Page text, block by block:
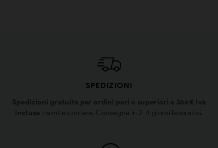
SPEDIZIONI
Spedizioni gratuite per ordini pari o superiori a 366€ iva
inclusa tramite corriere. Consegna in 2-4 giorni lavorativi.